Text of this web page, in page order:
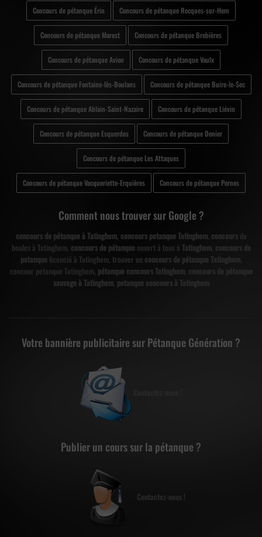
Concours de pétanque Érin Concours de pétanque Recques-sur-Hem
Concours de pétanque Marest Concours de pétanque Brebières
Concours de pétanque Avion Concours de pétanque Vaulx
Concours de pétanque Fontaine-lès-Boulans Concours de pétanque Buire-le-Sec
Concours de pétanque Ablain-Saint-Nazaire Concours de pétanque Liévin
Concours de pétanque Esquerdes Concours de pétanque Denier
Concours de pétanque Les Attaques
Concours de pétanque Vacqueriette-Erquières Concours de pétanque Pernes
Comment nous trouver sur Google ?
concours de pétanque à Tatinghem, concours petanque Tatinghem, concoursde
boules à Tatinghem, concours de pétanqueouvert à tous à Tatinghem, concours de
petanque licencié à Tatinghem, trouver un concours de pétanque Tatinghem
concour petanque Tatinghem, pétanque concours Tatinghem, concours de pétanque
sauvage à Tatinghem, petanque concours à Tatinghem
Votre bannière publicitaire sur Pétanque Génération ?
Publier un cours sur la pétanque ?
Contactez-nous !